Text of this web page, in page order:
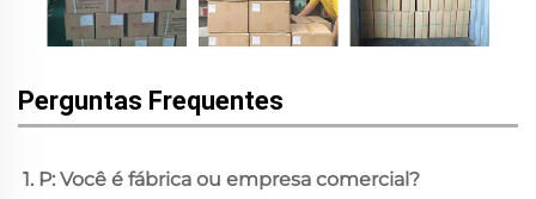
Perguntas Frequentes
1. P: Você é fábrica ou empresa comercial?